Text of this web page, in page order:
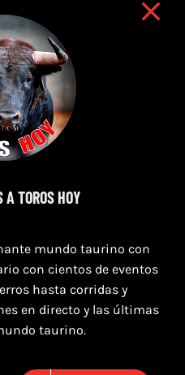
TOROS HOY
mundo taurino con
con cientos de eventos
hasta corridas y
en directo y las últimas
taurino.